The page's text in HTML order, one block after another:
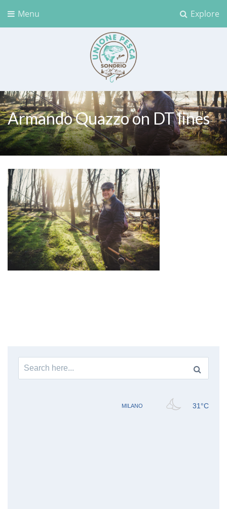
Explore
Menu
Unione Pesca Sondrio
Armando Quazzo on DT lines
Search
for: